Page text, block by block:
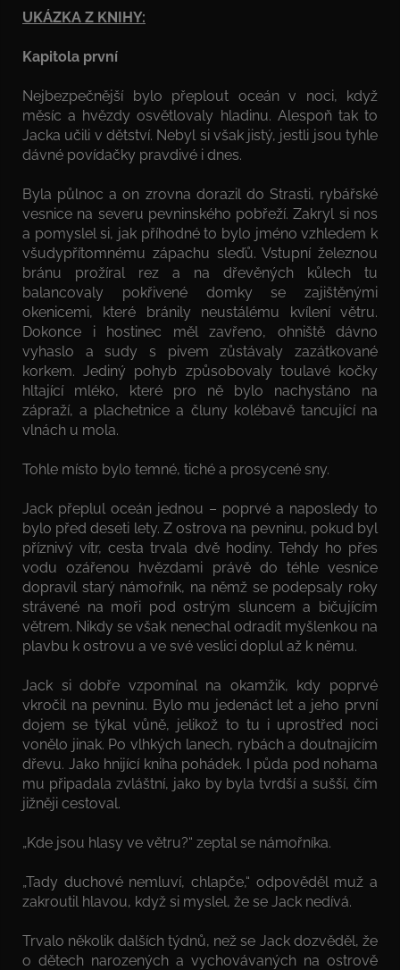
UKÁZKA Z KNIHY:
Kapitola první
Nejbezpečnější bylo přeplout oceán v noci, když
měsíc a hvězdy osvětlovaly hladinu. Alespoň tak to
Jacka učili v dětství. Nebyl si však jistý, jestli jsou tyhle
dávné povídačky pravdivé i dnes.
Byla půlnoc a on zrovna dorazil do Strasti, rybářské
vesnice na severu pevninského pobřeží. Zakryl si nos
a pomyslel si, jak příhodné to bylo jméno vzhledem k
všudypřítomnému zápachu sleďů. Vstupní železnou
bránu prožíral rez a na dřevěných kůlech tu
balancovaly pokřivené domky se zajištěnými
okenicemi, které bránily neustálému kvílení větru.
Dokonce i hostinec měl zavřeno, ohniště dávno
vyhaslo a sudy s pivem zůstávaly zazátkované
korkem. Jediný pohyb způsobovaly toulavé kočky
hltající mléko, které pro ně bylo nachystáno na
zápraží, a plachetnice a čluny kolébavě tancující na
vlnách u mola.
Tohle místo bylo temné, tiché a prosycené sny.
Jack přeplul oceán jednou – poprvé a naposledy to
bylo před deseti lety. Z ostrova na pevninu, pokud byl
příznivý vítr, cesta trvala dvě hodiny. Tehdy ho přes
vodu ozářenou hvězdami právě do téhle vesnice
dopravil starý námořník, na němž se podepsaly roky
strávené na moři pod ostrým sluncem a bičujícím
větrem. Nikdy se však nenechal odradit myšlenkou na
plavbu k ostrovu a ve své veslici doplul až k němu.
Jack si dobře vzpomínal na okamžik, kdy poprvé
vkročil na pevninu. Bylo mu jedenáct let a jeho první
dojem se týkal vůně, jelikož to tu i uprostřed noci
vonělo jinak. Po vlhkých lanech, rybách a doutnajícím
dřevu. Jako hnijící kniha pohádek. I půda pod nohama
mu připadala zvláštní, jako by byla tvrdší a sušší, čím
jižněji cestoval.
„Kde jsou hlasy ve větru?“ zeptal se námořníka.
„Tady duchové nemluví, chlapče,“ odpověděl muž a
zakroutil hlavou, když si myslel, že se Jack nedívá.
Trvalo několik dalších týdnů, než se Jack dozvěděl, že
o dětech narozených a vychovávaných na ostrově